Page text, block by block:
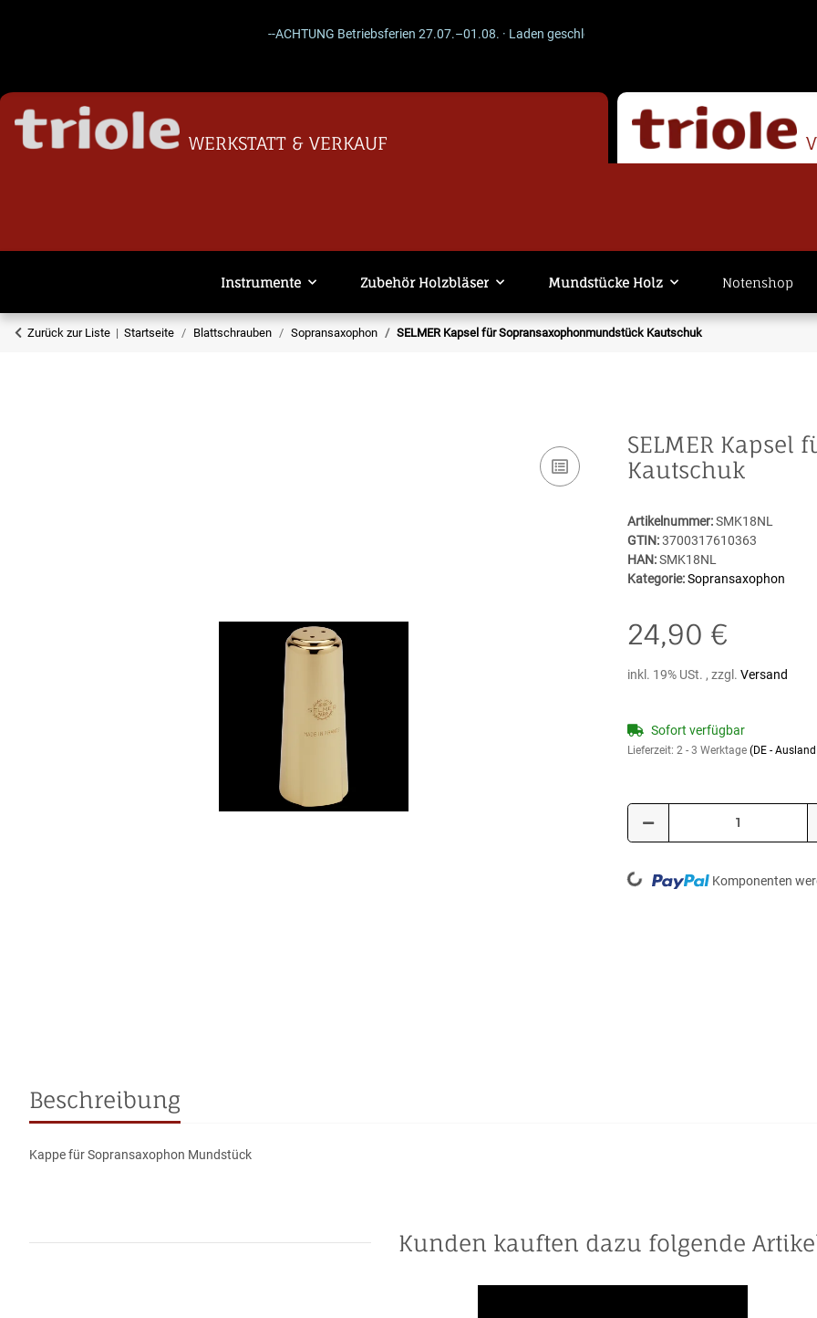
--ACHTUNG Betriebsferien 27.07.–01.08. · Laden geschlossen · Versand läuft weiter. -- ACHTUNG --
WERKSTATT & VERKAUF
Instrumente Zubehör Holzbläser Mundstücke Holz Notenshop
Zurück zur Liste Startseite Blattschrauben Sopransaxophon SELMER Kapsel für Sopransaxophonmundstück Kautschuk
SELMER
Kautschuk
Artikelnummer:SMK18NL
GTIN:3700317610363
HAN:SMK18NL
Kategorie:Sopransaxophon
24,90 €
inkl. 19% USt. , zzgl. Versand
Sofort verfügbar
Lieferzeit: 2 - 3 Werktage (DE -
Loading... Komponenten
Beschreibung
Kappe für Sopransaxophon Mundstück
Kunden kauften dazu folgende